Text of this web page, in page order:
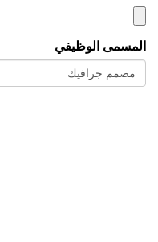
المسمى الوظيفي